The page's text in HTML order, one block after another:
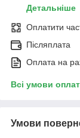
Детальніше
Оплатити
Післяплата
Оплата на
Всі умови
Умови